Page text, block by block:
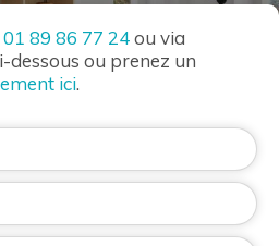
01 89 86 77 24ou via
ou prenez un
ici.